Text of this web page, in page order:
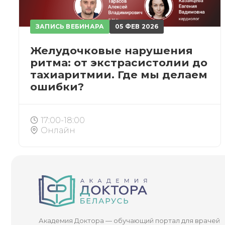
ЗАПИСЬ ВЕБИНАРА 05 ФЕВ 2026
Желудочковые нарушения
ритма: от экстрасистолии до
тахиаритмии. Где мы делаем
ошибки?
17:00-18:00
Онлайн
Академия Доктора — обучающий портал для врачей